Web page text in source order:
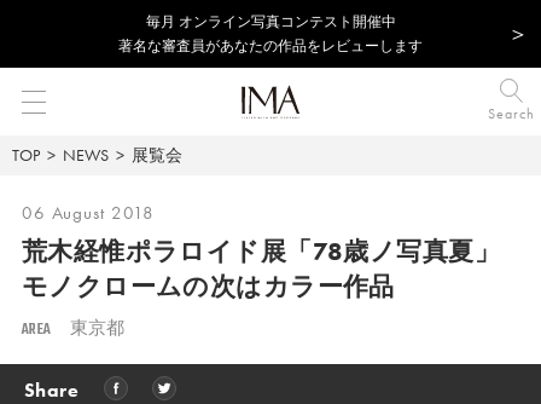
毎⽉ オンライン写真コンテスト開催中
著名な審査員があなたの作品をレビューします
Search
TOP NEWS 展覧会
06 August 2018
荒木経惟ポラロイド展「78歳ノ写真夏」
モノクロームの次はカラー作品
AREA 東京都
Share